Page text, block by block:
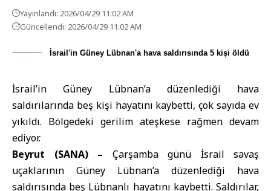
Yayınlandı: 2026/04/29 11:02 AM
Güncellendi: 2026/04/29 11:02 AM
İsrail'in Güney Lübnan'a hava saldırısında 5 kişi öldü
İsrail’in Güney Lübnan’a düzenlediği hava
saldırılarında beş kişi hayatını kaybetti, çok sayıda ev
yıkıldı. Bölgedeki gerilim ateşkese rağmen devam
ediyor.
Beyrut (SANA) – Çarşamba günü İsrail savaş
uçaklarının Güney Lübnan’a düzenlediği hava
saldırısında beş Lübnanlı hayatını kaybetti. Saldırılar,